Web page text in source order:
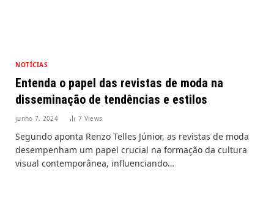
NOTÍCIAS
Entenda o papel das revistas de moda na
disseminação de tendências e estilos
junho 7, 2024 7 Views
Segundo aponta Renzo Telles Júnior, as revistas de moda
desempenham um papel crucial na formação da cultura
visual contemporânea, influenciando…